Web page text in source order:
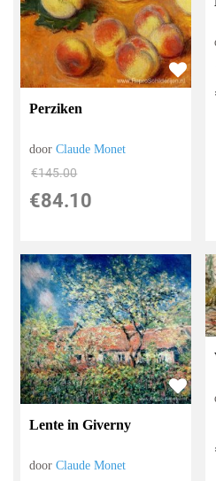
Perziken
doorClaude Monet
€145.00
€84.10
Lente in Giverny
doorClaude Monet